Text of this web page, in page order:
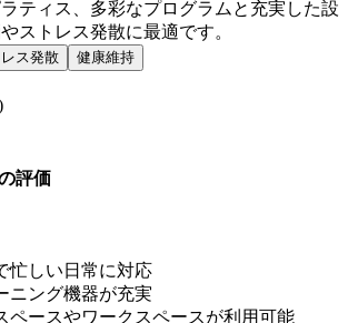
ティス、多彩なプログラムと充実した設
ストレス発散に最適です。
ス発散 健康維持
評価
忙しい日常に対応
ニング機器が充実
ペースやワークスペースが利用可能